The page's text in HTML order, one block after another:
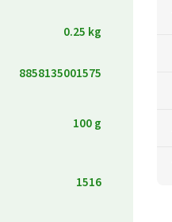
0.25 kg
8858135001575
100 g
1516